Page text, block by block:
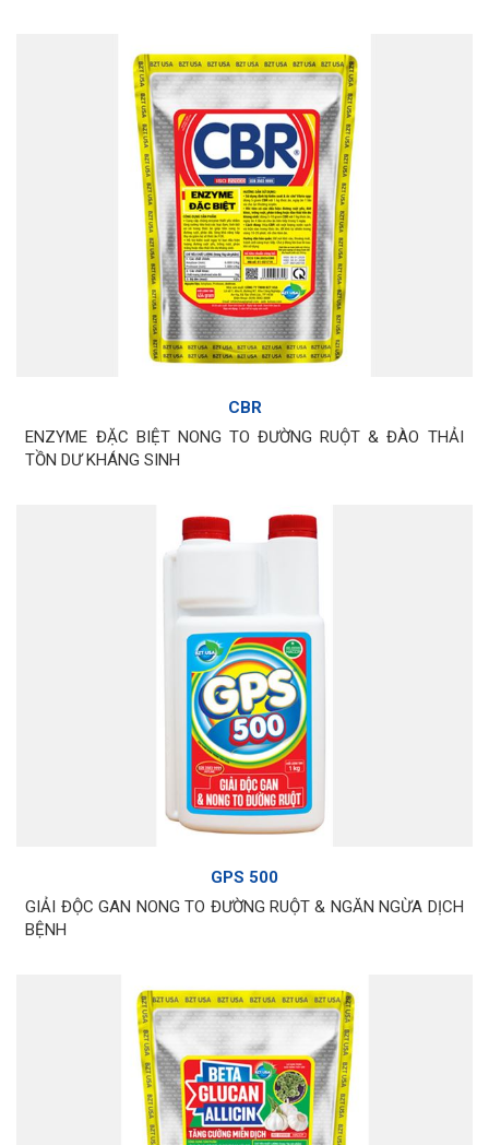
CBR
ENZYME ĐẶC BIỆT NONG TO ĐƯỜNG RUỘT & ĐÀO THẢI
TỒN DƯ KHÁNG SINH
GPS 500
GIẢI ĐỘC GAN NONG TO ĐƯỜNG RUỘT & NGĂN NGỪA DỊCH
BỆNH